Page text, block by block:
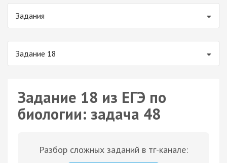
Задания
Задание 18
Задание 18 из ЕГЭ по
биологии: задача 48
Разбор сложных заданий в тг-канале: